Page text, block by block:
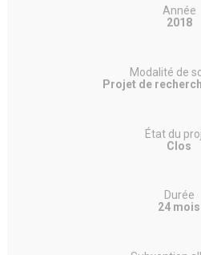
Année
2018
Modalité de
Projet de
État du
Clos
Durée
24 mois